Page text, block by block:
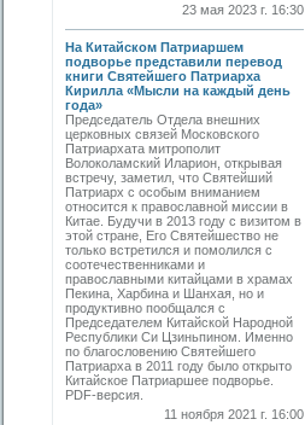
23 мая 2023 г. 16:30
На Китайском Патриаршем
подворье представили перевод
книги Святейшего Патриарха
Кирилла «Мысли на каждый день
года»
Председатель Отдела внешних
церковных связей Московского
Патриархата митрополит
Волоколамский Иларион, открывая
встречу, заметил, что Святейший
Патриарх с особым вниманием
относится к православной миссии в
Китае. Будучи в 2013 году с визитом в
этой стране, Его Святейшество не
только встретился и помолился с
соотечественниками и
православными китайцами в храмах
Пекина, Харбина и Шанхая, но и
продуктивно пообщался с
Председателем Китайской Народной
Республики Си Цзиньпином. Именно
по благословению Святейшего
Патриарха в 2011 году было открыто
Китайское Патриаршее подворье.
PDF-версия.
11 ноября 2021 г. 16:00